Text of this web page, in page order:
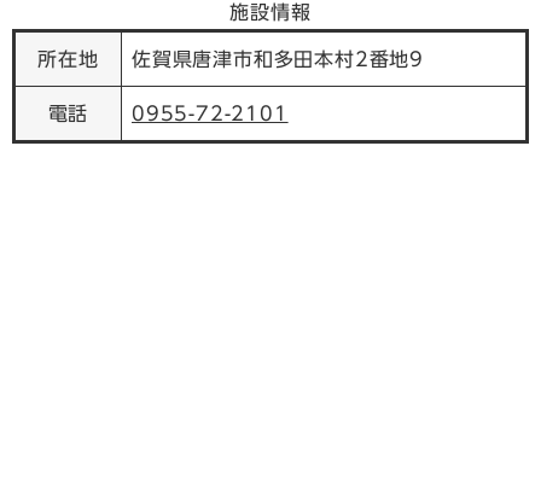
施設情報
所在地 佐賀県唐津市和多田本村2番地9
電話 0955-72-2101